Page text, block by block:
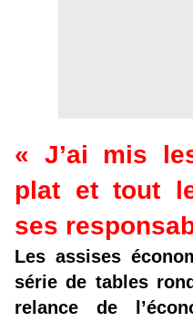
« J’ai mis
plat et tout
ses
Les assises
série de tables
relance de